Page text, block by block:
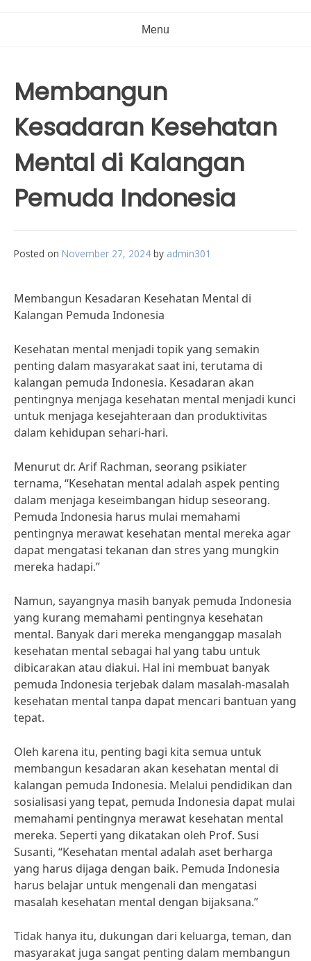
Menu
Membangun
Kesadaran Kesehatan
Mental di Kalangan
Pemuda Indonesia
Posted on November 27, 2024 by admin301
Membangun Kesadaran Kesehatan Mental di
Kalangan Pemuda Indonesia
Kesehatan mental menjadi topik yang semakin
penting dalam masyarakat saat ini, terutama di
kalangan pemuda Indonesia. Kesadaran akan
pentingnya menjaga kesehatan mental menjadi kunci
untuk menjaga kesejahteraan dan produktivitas
dalam kehidupan sehari-hari.
Menurut dr. Arif Rachman, seorang psikiater
ternama, “Kesehatan mental adalah aspek penting
dalam menjaga keseimbangan hidup seseorang.
Pemuda Indonesia harus mulai memahami
pentingnya merawat kesehatan mental mereka agar
dapat mengatasi tekanan dan stres yang mungkin
mereka hadapi.”
Namun, sayangnya masih banyak pemuda Indonesia
yang kurang memahami pentingnya kesehatan
mental. Banyak dari mereka menganggap masalah
kesehatan mental sebagai hal yang tabu untuk
dibicarakan atau diakui. Hal ini membuat banyak
pemuda Indonesia terjebak dalam masalah-masalah
kesehatan mental tanpa dapat mencari bantuan yang
tepat.
Oleh karena itu, penting bagi kita semua untuk
membangun kesadaran akan kesehatan mental di
kalangan pemuda Indonesia. Melalui pendidikan dan
sosialisasi yang tepat, pemuda Indonesia dapat mulai
memahami pentingnya merawat kesehatan mental
mereka. Seperti yang dikatakan oleh Prof. Susi
Susanti, “Kesehatan mental adalah aset berharga
yang harus dijaga dengan baik. Pemuda Indonesia
harus belajar untuk mengenali dan mengatasi
masalah kesehatan mental dengan bijaksana.”
Tidak hanya itu, dukungan dari keluarga, teman, dan
masyarakat juga sangat penting dalam membangun